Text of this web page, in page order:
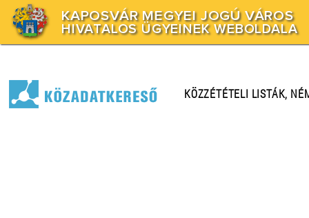
KAPOSVÁR MEGYEI JOGÚ VÁROS
HIVATALOS ÜGYEINEK WEBOLDALA
KÖZZÉTÉTELI LISTÁK,